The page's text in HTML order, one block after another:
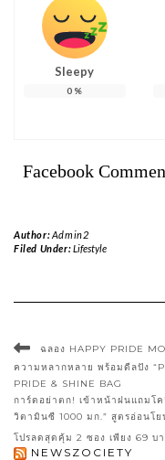
Sleepy
0 %
Facebook
Author:Admin2
Filed Under:Lifestyle
ฉลอง HAPPY PRIDE
ความหลากหลาย พร้อมดีลปัง
PRIDE & SHINE BAG
การ์ดอย่าตก! เข้าหน้าฝนแถมโ
วิตามินซี 1000 มก.” สูตรอ่อนโ
โปรลดสุดคุ้ม 2 ซอง เพียง 69 บ
NEWSZOCIETY